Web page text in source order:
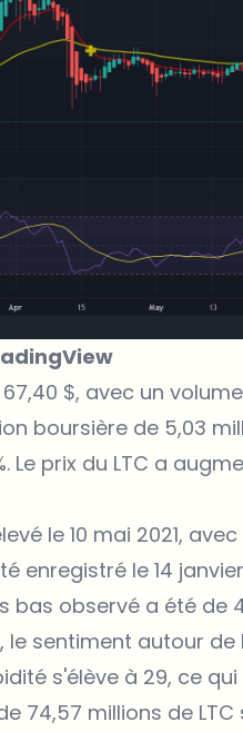
$, avec un
boursière de 5,03
prix du LTC a
le 10 mai 2021,
le 14 janvier
bas observé a été de
le sentiment autour
s'élève à 29, ce
74,57 millions de